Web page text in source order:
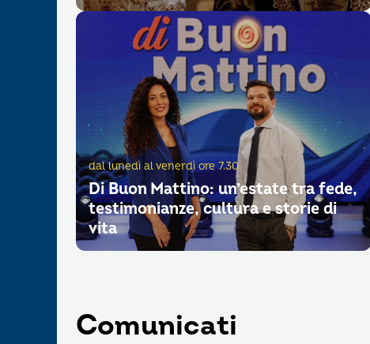
dal lunedì al venerdì ore 7.30
Di Buon Mattino: un’estate tra fede,
testimonianze, cultura e storie di
vita
Comunicati